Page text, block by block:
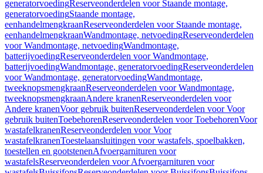
generatorvoedingReserveonderdelen voor Staande montage,
generatorvoedingStaande montage,
eenhandelmengkraanReserveonderdelen voor Staande montage,
eenhandelmengkraanWandmontage, netvoedingReserveonderdelen
voor Wandmontage, netvoedingWandmontage,
batterijvoedingReserveonderdelen voor Wandmontage,
batterijvoedingWandmontage, generatorvoedingReserveonderdelen
voor Wandmontage, generatorvoedingWandmontage,
tweeknopsmengkraanReserveonderdelen voor Wandmontage,
tweeknopsmengkraanAndere kranenReserveonderdelen voor
Andere kranenVoor gebruik buitenReserveonderdelen voor Voor
gebruik buitenToebehorenReserveonderdelen voor ToebehorenVoor
wastafelkranenReserveonderdelen voor Voor
wastafelkranenToestelaansluitingen voor wastafels, spoelbakken,
toestellen en gootstenenAfvoergarnituren voor
wastafelsReserveonderdelen voor Afvoergarnituren voor